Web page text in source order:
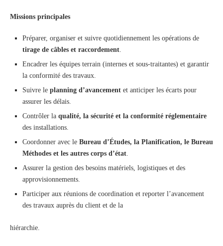
Missions principales
Préparer, organiser et suivre quotidiennement les opérations de
tirage de câbles et raccordement.
Encadrer les équipes terrain (internes et sous-traitantes) et garantir
la conformité des travaux.
Suivre le planning d’avancement et anticiper les écarts pour
assurer les délais.
Contrôler la qualité, la sécurité et la conformité réglementaire
des installations.
Coordonner avec le Bureau d’Études, la Planification, le Bureau
Méthodes et les autres corps d’état.
Assurer la gestion des besoins matériels, logistiques et des
approvisionnements.
Participer aux réunions de coordination et reporter l’avancement
des travaux auprès du client et de la
hiérarchie.